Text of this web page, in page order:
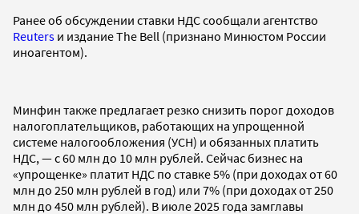
Ранее об обсуждении ставки НДС сообщали агентство
Reuters и издание The Bell (признано Минюстом России
иноагентом).
Минфин также предлагает резко снизить порог доходов
налогоплательщиков, работающих на упрощенной
системе налогообложения (УСН) и обязанных платить
НДС, — с 60 млн до 10 млн рублей. Сейчас бизнес на
«упрощенке» платит НДС по ставке 5% (при доходах от 60
млн до 250 млн рублей в год) или 7% (при доходах от 250
млн до 450 млн рублей). В июле 2025 года замглавы